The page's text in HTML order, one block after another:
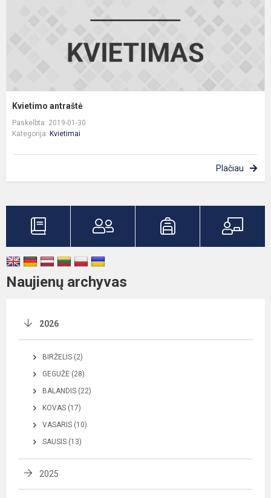
Kvietimo antraštė
Paskelbta: 2019-01-30
Kategorija: Kvietimai
Plačiau
Naujienų archyvas
2026
BIRŽELIS (2)
GEGUŽĖ (28)
BALANDIS (22)
KOVAS (17)
VASARIS (10)
SAUSIS (13)
2025